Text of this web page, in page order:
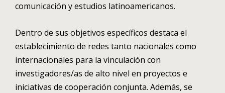
comunicación y estudios latinoamericanos.
Dentro de sus objetivos específicos destaca el
establecimiento de redes tanto nacionales como
internacionales para la vinculación con
investigadores/as de alto nivel en proyectos e
iniciativas de cooperación conjunta. Además, se